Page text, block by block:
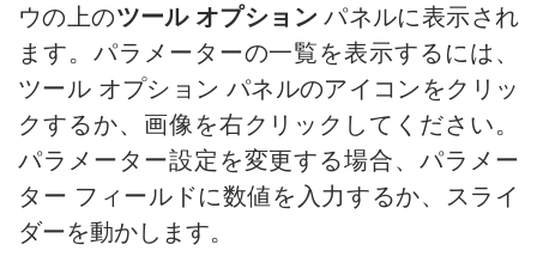
古い写真の修復
ウの上のツール オプション パネルに表示され
ます。パラメーターの一覧を表示するには、
ツール オプション パネルのアイコンをクリッ
クするか、画像を右クリックしてください。
パラメーター設定を変更する場合、パラメー
ター フィールドに数値を入力するか、スライ
ダーを動かします。